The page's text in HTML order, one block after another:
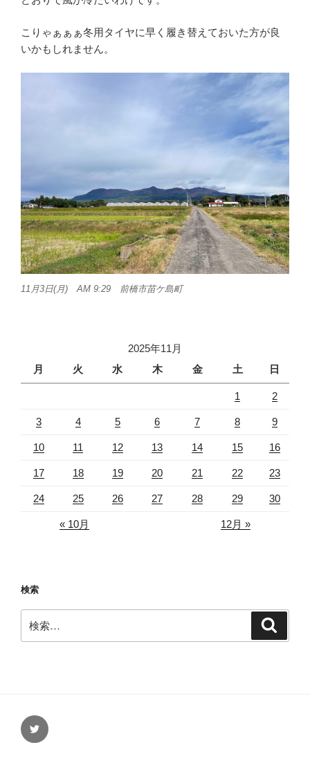
こりゃぁぁぁ冬用タイヤに早く履き替えておいた方が良
いかもしれません。
11月3日(月) AM 9:29 前橋市苗ケ島町
2025年11月
月
火 水 木 金 土 日
1 2
3 4 5 6 7 8 9
10 11 12 13 14 15 16
17 18 19 20 21 22 23
24 25 26 27 28 29 30
« 10月 12月 »
検索
索:
Twitter